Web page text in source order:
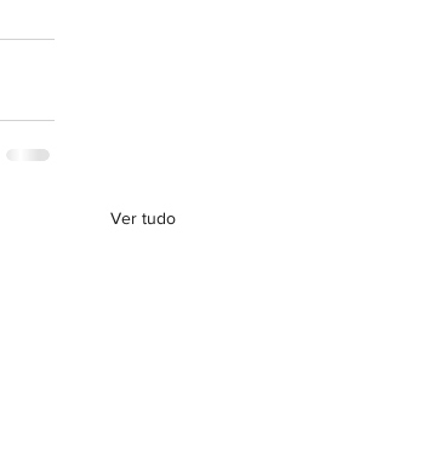
Ver tudo